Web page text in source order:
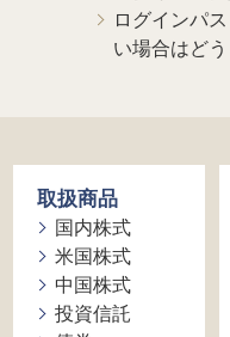
ログインパ
い場合はど
取扱商品
国内株式
米国株式
中国株式
投資信託